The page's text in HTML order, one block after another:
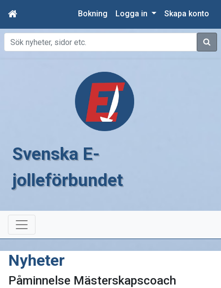
Bokning Logga in Skapa konto
Sök
Svenska E-
jolleförbundet
Nyheter
Påminnelse Mästerskapscoach